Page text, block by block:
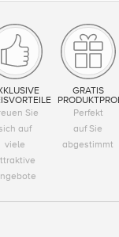
Sie
auf
viele
GRATIS
Perfekt
auf Sie
abgestimmt